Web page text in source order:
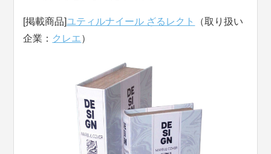
[掲載商品]ユティルナイール ざるレクト
（取り扱い
企業： クレエ）